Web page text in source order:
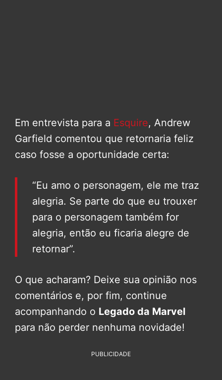
Em entrevista para a Esquire, Andrew
Garfield comentou que retornaria feliz
caso fosse a oportunidade certa:
“Eu amo o personagem, ele me traz
alegria. Se parte do que eu trouxer
para o personagem também for
alegria, então eu ficaria alegre de
retornar”.
O que acharam? Deixe sua opinião nos
comentários e, por fim, continue
acompanhando o Legado da Marvel
para não perder nenhuma novidade!
PUBLICIDADE